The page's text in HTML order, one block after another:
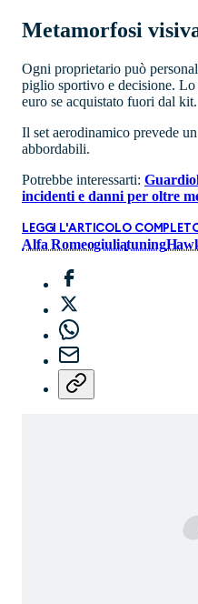
Metamorfosi
Ogni proprietario può
piglio sportivo e decisione. Lo
euro se acquistato fuori dal kit.
Il set aerodinamico prevede
abbordabili.
Potrebbe interessarti:
incidenti e danni per oltre
LEGGI L'ARTICOLO
Alfa Romeogiuliatuning